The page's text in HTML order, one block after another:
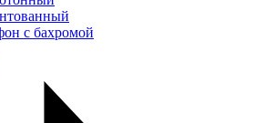
с бахромой